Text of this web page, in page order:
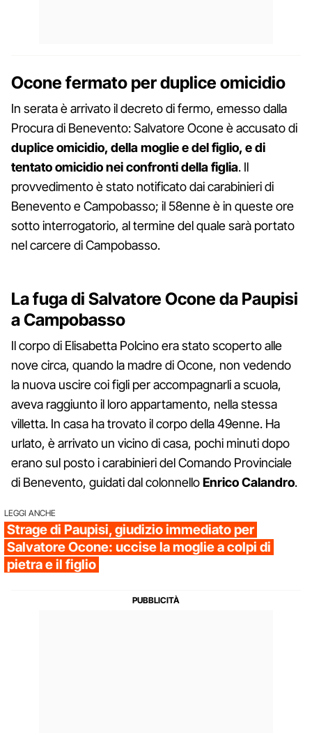
Ocone fermato per duplice omicidio
In serata è arrivato il decreto di fermo, emesso dalla
Procura di Benevento: Salvatore Ocone è accusato di
duplice omicidio, della moglie e del figlio, e di
tentato omicidio nei confronti della figlia. Il
provvedimento è stato notificato dai carabinieri di
Benevento e Campobasso; il 58enne è in queste ore
sotto interrogatorio, al termine del quale sarà portato
nel carcere di Campobasso.
La fuga di Salvatore Ocone da Paupisi
a Campobasso
Il corpo di Elisabetta Polcino era stato scoperto alle
nove circa, quando la madre di Ocone, non vedendo
la nuova uscire coi figli per accompagnarli a scuola,
aveva raggiunto il loro appartamento, nella stessa
villetta. In casa ha trovato il corpo della 49enne. Ha
urlato, è arrivato un vicino di casa, pochi minuti dopo
erano sul posto i carabinieri del Comando Provinciale
di Benevento, guidati dal colonnelloEnrico Calandro.
LEGGI ANCHE
Strage di Paupisi, giudizio immediato per
Salvatore Ocone: uccise la moglie a colpi di
pietra e il figlio